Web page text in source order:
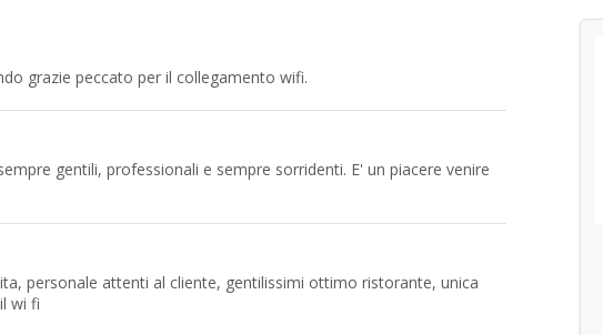
grazie peccato per il collegamento wifi.
gentili, professionali e sempre sorridenti. E' un piacere venire
personale attenti al cliente, gentilissimi ottimo ristorante, unica
wi fi